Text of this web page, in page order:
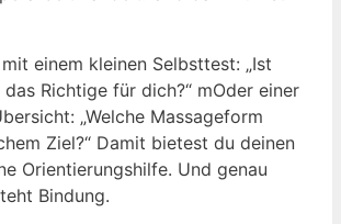
einem kleinen Selbsttest: „Ist
das Richtige für dich?“ mOder einer
„Welche Massageform
Ziel?“ Damit bietest du deinen
Orientierungshilfe. Und genau
Bindung.